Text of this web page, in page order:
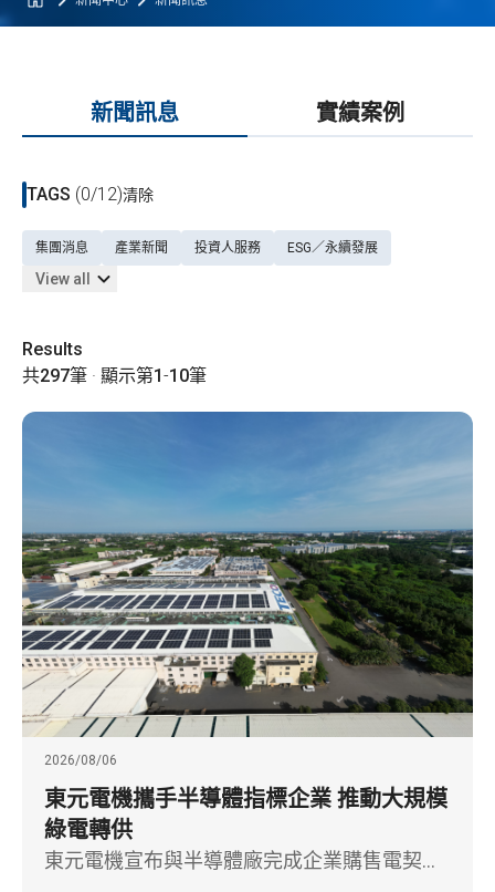
新聞訊息 實績案例
TAGS (0/12)清除
集團消息 產業新聞 投資人服務 ESG／永續發展
View all
Results
共297筆 · 顯示第1-10筆
2026/08/06
東元電機攜手半導體指標企業 推動大規模
綠電轉供
東元電機宣布與半導體廠完成企業購售電契約